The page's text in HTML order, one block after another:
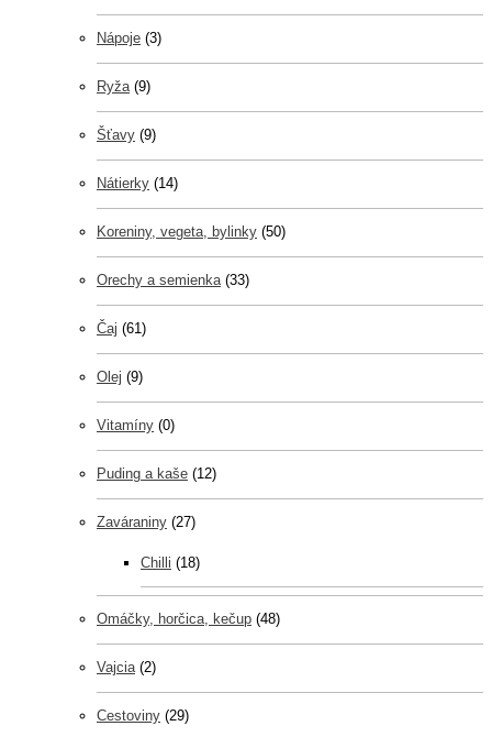
Nápoje (3)
Ryža (9)
Šťavy (9)
Nátierky (14)
Koreniny, vegeta, bylinky (50)
Orechy a semienka (33)
Čaj (61)
Olej (9)
Vitamíny (0)
Puding a kaše (12)
Zaváraniny (27)
Chilli (18)
Omáčky, horčica, kečup (48)
Vajcia (2)
Cestoviny (29)